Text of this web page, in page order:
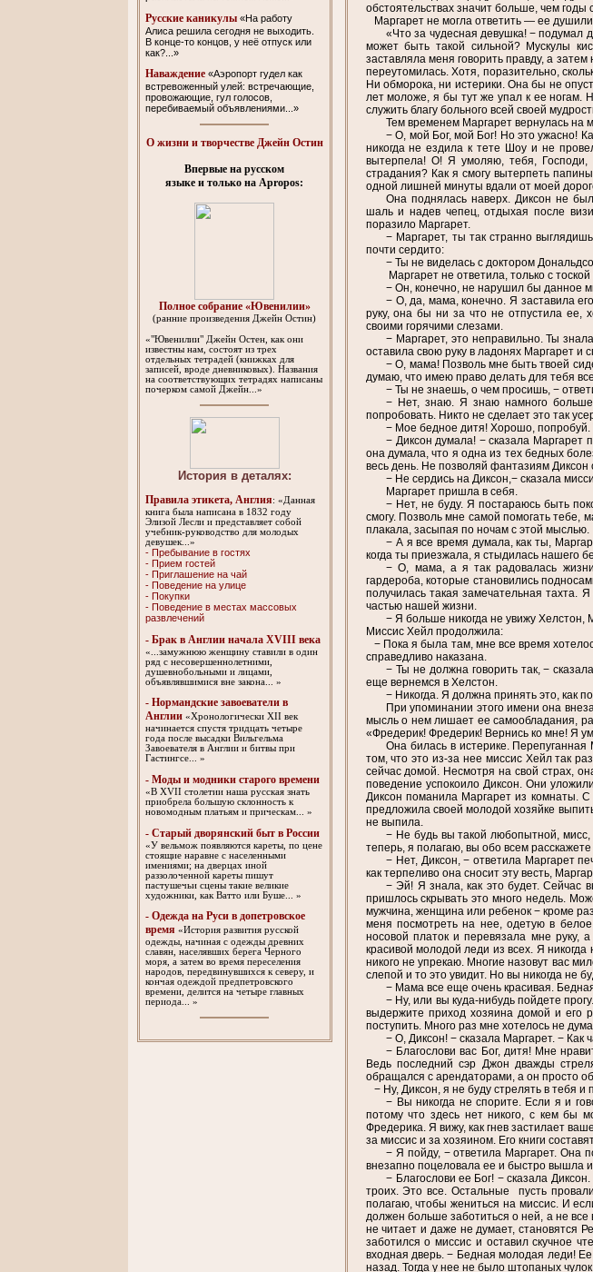
Русские каникулы «На работу
Алиса решила сегодня не выходить.
В конце-то концов, у неё отпуск или
как?...»
Наваждение «Аэропорт гудел как
встревоженный улей: встречающие,
провожающие, гул голосов,
перебиваемый объявлениями...»
О жизни и творчестве Джейн Остин
Впервые на русском
языке и только на Apropos:
Полное собрание «Ювенилии»
(ранние произведения Джейн Остин)
«"Ювенилии" Джейн Остен, как они
известны нам, состоят из трех
отдельных тетрадей (книжках для
записей, вроде дневниковых). Названия
на соответствующих тетрадях написаны
почерком самой Джейн...»
История в деталях:
Правила этикета, Англия: «Данная
книга была написана в 1832 году
Элизой Лесли и представляет собой
учебник-руководство для молодых
девушек...»
- Пребывание в гостях
- Прием гостей
- Приглашение на чай
- Поведение на улице
- Покупки
- Поведение в местах массовых
развлечений
- Брак в Англии начала XVIII века
«...замужнюю женщину ставили в один
ряд с несовершеннолетними,
душевнобольными и лицами,
объявлявшимися вне закона... »
- Нормандские завоеватели в
Англии «Хронологически XII век
начинается спустя тридцать четыре
года после высадки Вильгельма
Завоевателя в Англии и битвы при
Гастингсе... »
- Моды и модники старого времени
«В XVII столетии наша русская знать
приобрела большую склонность к
новомодным платьям и прическам... »
- Старый дворянский быт в России
«У вельмож появляются кареты, по цене
стоящие наравне с населенными
имениями; на дверцах иной
раззолоченной кареты пишут
пастушечьи сцены такие великие
художники, как Ватто или Буше... »
- Одежда на Руси в допетровское
время «История развития русской
одежды, начиная с одежды древних
славян, населявших берега Черного
моря, а затем во время переселения
народов, передвинувшихся к северу, и
кончая одеждой предпетровского
времени, делится на четыре главных
периода... »
обстоятельствах значит больше, чем годы
Маргарет не могла ответить ― ее
«Что за чудесная девушка! − подумал
может быть такой сильной? Мускулы
заставляла меня говорить правду, а
переутомилась. Хотя, поразительно,
Ни обморока, ни истерики. Она бы не
лет моложе, я бы тут же упал к ее ногам.
служить благу больного всей своей
Тем временем Маргарет вернулась на
− О, мой Бог, мой Бог! Но это ужасно!
никогда не ездила к тете Шоу и не
вытерпела! О! Я умоляю, тебя, Господи,
страдания? Как я смогу вытерпеть
одной лишней минуты вдали от моей
Она поднялась наверх. Диксон не
шаль и надев чепец, отдыхая после
поразило Маргарет.
− Маргарет, ты так странно
почти сердито:
− Ты не виделась с доктором
Маргарет не ответила, только с
− Он, конечно, не нарушил бы данное
− О, да, мама, конечно. Я заставила
руку, она бы ни за что не отпустила ее,
своими горячими слезами.
− Маргарет, это неправильно. Ты
оставила свою руку в ладонях Маргарет и
− О, мама! Позволь мне быть твоей
думаю, что имею право делать для тебя
− Ты не знаешь, о чем просишь, −
− Нет, знаю. Я знаю намного
попробовать. Никто не сделает это так
− Мое бедное дитя! Хорошо,
− Диксон думала! − сказала Маргарет
она думала, что я одна из тех бедных
весь день. Не позволяй фантазиям
− Не сердись на Диксон,− сказала
Маргарет пришла в себя.
− Нет, не буду. Я постараюсь быть
смогу. Позволь мне самой помогать тебе,
плакала, засыпая по ночам с этой мыслью.
− А я все время думала, как ты,
когда ты приезжала, я стыдилась нашего
− О, мама, а я так радовалась
гардероба, которые становились
получилась такая замечательная тахта.
частью нашей жизни.
− Я больше никогда не увижу Хелстон,
Миссис Хейл продолжила:
− Пока я была там, мне все время
справедливо наказана.
− Ты не должна говорить так, −
еще вернемся в Хелстон.
− Никогда. Я должна принять это, как
При упоминании этого имени она
мысль о нем лишает ее самообладания,
«Фредерик! Фредерик! Вернись ко мне! Я
Она билась в истерике.
том, что это из-за нее миссис Хейл так
сейчас домой. Несмотря на свой страх,
поведение успокоило Диксон. Они
Диксон поманила Маргарет из комнаты.
предложила своей молодой хозяйке
не выпила.
− Не будь вы такой любопытной,
теперь, я полагаю, вы обо всем
− Нет, Диксон, − ответила Маргарет
как терпеливо она сносит эту весть,
− Эй! Я знала, как это будет. Сейчас
пришлось скрывать это много недель.
мужчина, женщина или ребенок − кроме
меня посмотреть на нее, одетую в
носовой платок и перевязала мне руку,
красивой молодой леди из всех. Я
никого не упрекаю. Многие назовут вас
слепой и то это увидит. Но вы никогда не
− Мама все еще очень красивая.
− Ну, или вы куда-нибудь пойдете
выдержите приход хозяина домой и его
поступить. Много раз мне хотелось не
− О, Диксон! − сказала Маргарет. −
− Благослови вас Бог, дитя! Мне
Ведь последний сэр Джон дважды
обращался с арендаторами, а он просто
− Ну, Диксон, я не буду стрелять в тебя
− Вы никогда не спорите. Если я и
потому что здесь нет никого, с кем бы
Фредерика. Я вижу, как гнев застилает
за миссис и за хозяином. Его книги
− Я пойду, − ответила Маргарет. Она
внезапно поцеловала ее и быстро вышла
− Благослови ее Бог! − сказала
троих. Это все. Остальные пусть
полагаю, чтобы жениться на миссис. И
должен больше заботиться о ней, а не все
не читает и даже не думает, становятся
заботился о миссис и оставил скучное
входная дверь. − Бедная молодая леди!
назад. Тогда у нее не было штопаных